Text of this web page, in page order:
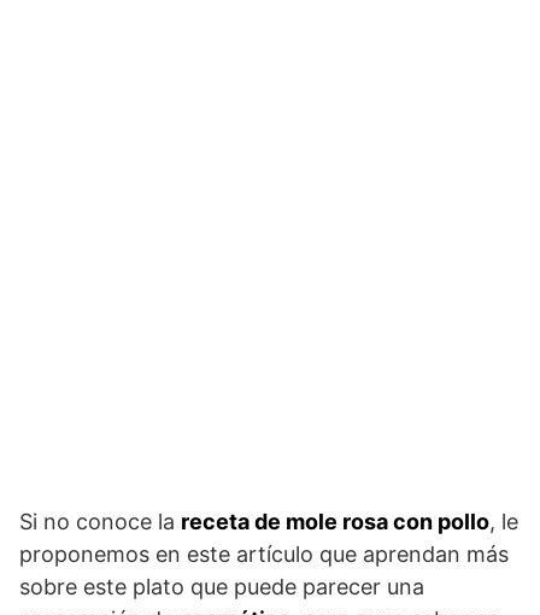
Si no conoce la receta de mole rosa con pollo, le
proponemos en este artículo que aprendan más
sobre este plato que puede parecer una